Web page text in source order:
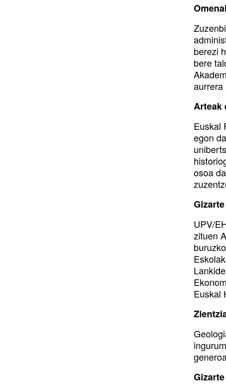
berezi
bere
aurrera
Arteak
Euskal
egon
osoa
UPV/
zituen
Euskal